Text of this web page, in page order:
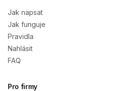
Jak napsat
Jak funguje
Pravidla
Nahlásit
FAQ
Pro firmy